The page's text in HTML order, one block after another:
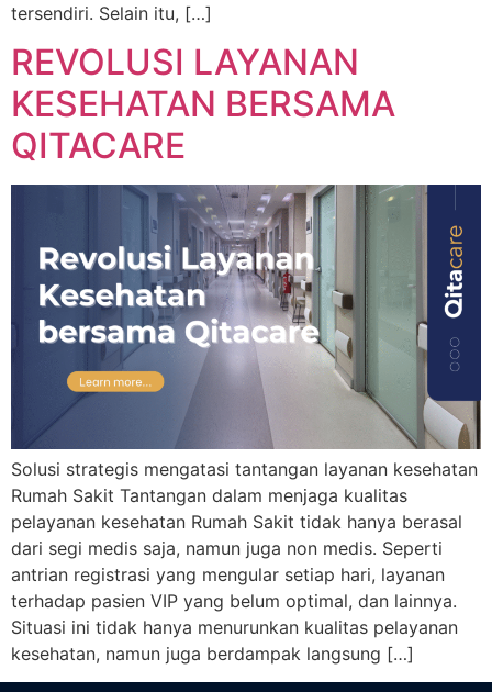
tersendiri. Selain itu, […]
REVOLUSI LAYANAN
KESEHATAN BERSAMA
QITACARE
Solusi strategis mengatasi tantangan layanan kesehatan
Rumah Sakit Tantangan dalam menjaga kualitas
pelayanan kesehatan Rumah Sakit tidak hanya berasal
dari segi medis saja, namun juga non medis. Seperti
antrian registrasi yang mengular setiap hari, layanan
terhadap pasien VIP yang belum optimal, dan lainnya.
Situasi ini tidak hanya menurunkan kualitas pelayanan
kesehatan, namun juga berdampak langsung […]